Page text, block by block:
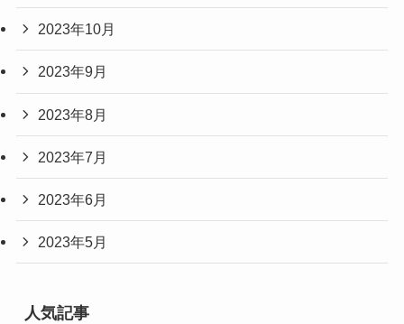
2023年10月
2023年9月
2023年8月
2023年7月
2023年6月
2023年5月
人気記事